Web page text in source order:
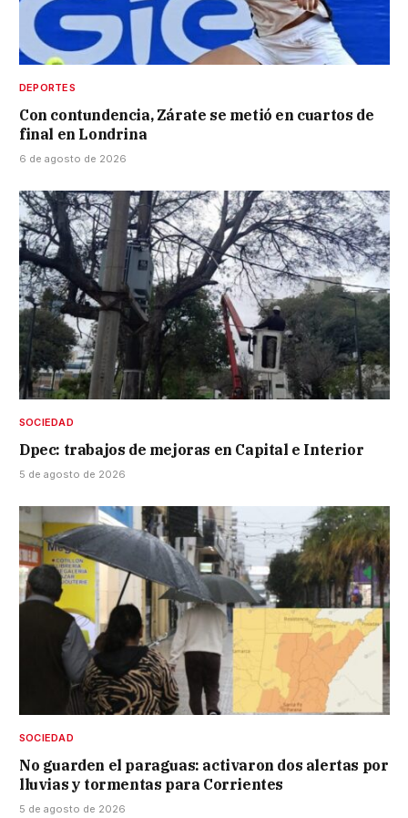
DEPORTES
Con contundencia, Zárate se metió en cuartos de
final en Londrina
6 de agosto de 2026
SOCIEDAD
Dpec: trabajos de mejoras en Capital e Interior
5 de agosto de 2026
SOCIEDAD
No guarden el paraguas: activaron dos alertas por
lluvias y tormentas para Corrientes
5 de agosto de 2026